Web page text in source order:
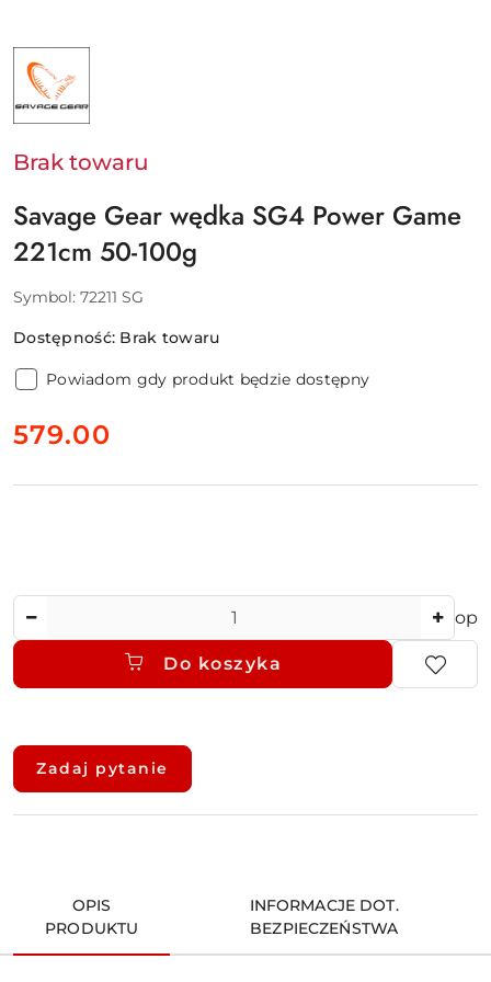
NAZWA
PRODUCENTA:
SAVAGE
GEAR
-
A/S
Brak towaru
Savage Gear wędka SG4 Power Game
221cm 50-100g
Symbol: 72211 SG
Dostępność: Brak towaru
Powiadom gdy produkt będzie dostępny
cena:
579.00
op
Do koszyka
Dostępność
dostawa
Zadaj pytanie
OPIS
PRODUKTU
INFORMACJE DOT.
BEZPIECZEŃSTWA